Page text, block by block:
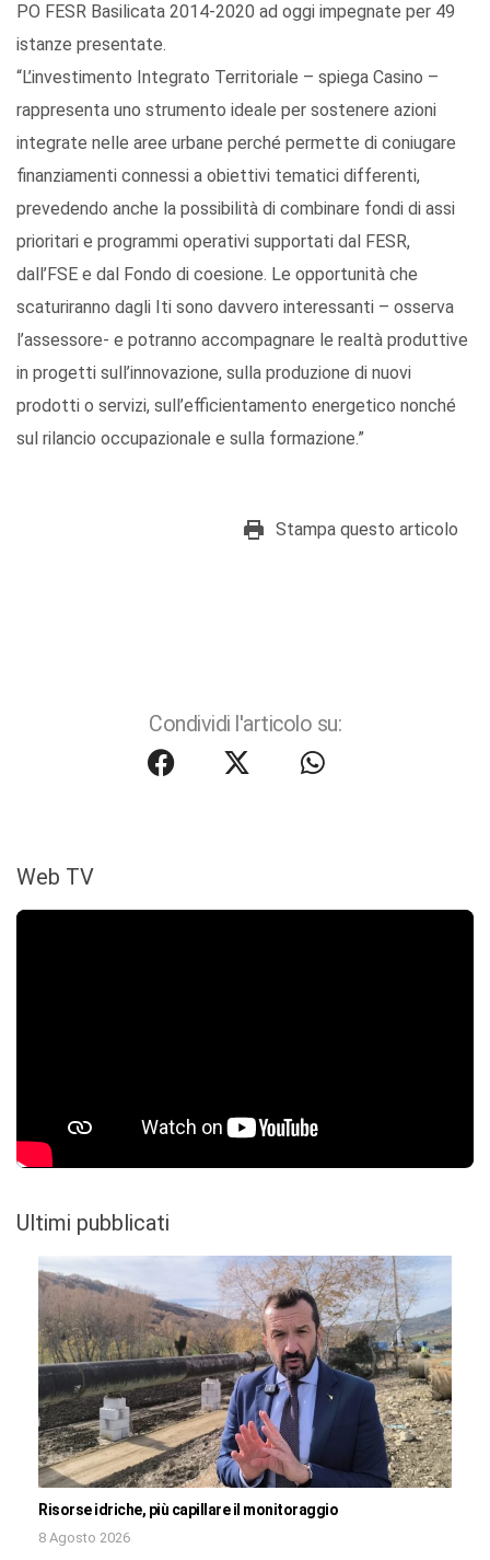
PO FESR Basilicata 2014-2020 ad oggi impegnate per 49
istanze presentate.
“L’investimento Integrato Territoriale – spiega Casino –
rappresenta uno strumento ideale per sostenere azioni
integrate nelle aree urbane perché permette di coniugare
finanziamenti connessi a obiettivi tematici differenti,
prevedendo anche la possibilità di combinare fondi di assi
prioritari e programmi operativi supportati dal FESR,
dall’FSE e dal Fondo di coesione. Le opportunità che
scaturiranno dagli Iti sono davvero interessanti – osserva
l’assessore- e potranno accompagnare le realtà produttive
in progetti sull’innovazione, sulla produzione di nuovi
prodotti o servizi, sull’efficientamento energetico nonché
sul rilancio occupazionale e sulla formazione.”
Stampa questo articolo
Condividi l'articolo su:
Web TV
Ultimi pubblicati
Risorse idriche, più capillare il monitoraggio
8 Agosto 2026